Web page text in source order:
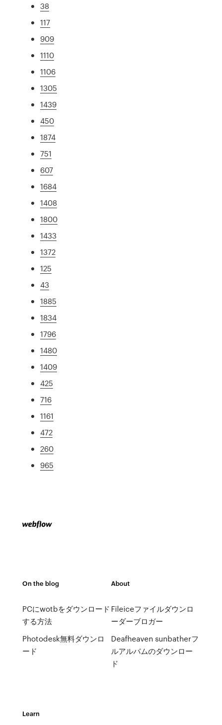
38
117
909
1110
1106
1305
1439
450
1874
751
607
1684
1408
1800
1433
1372
125
43
1885
1834
1796
1480
1409
425
716
1161
472
260
965
On the blog
PCにwotbをダウンロード
する方法
Photodesk無料ダウンロ
ード
About
Fileiceファイルダウンロ
ーダーブロガー
Deafheaven sunbatherフ
ルアルバムのダウンロー
ド
Learn